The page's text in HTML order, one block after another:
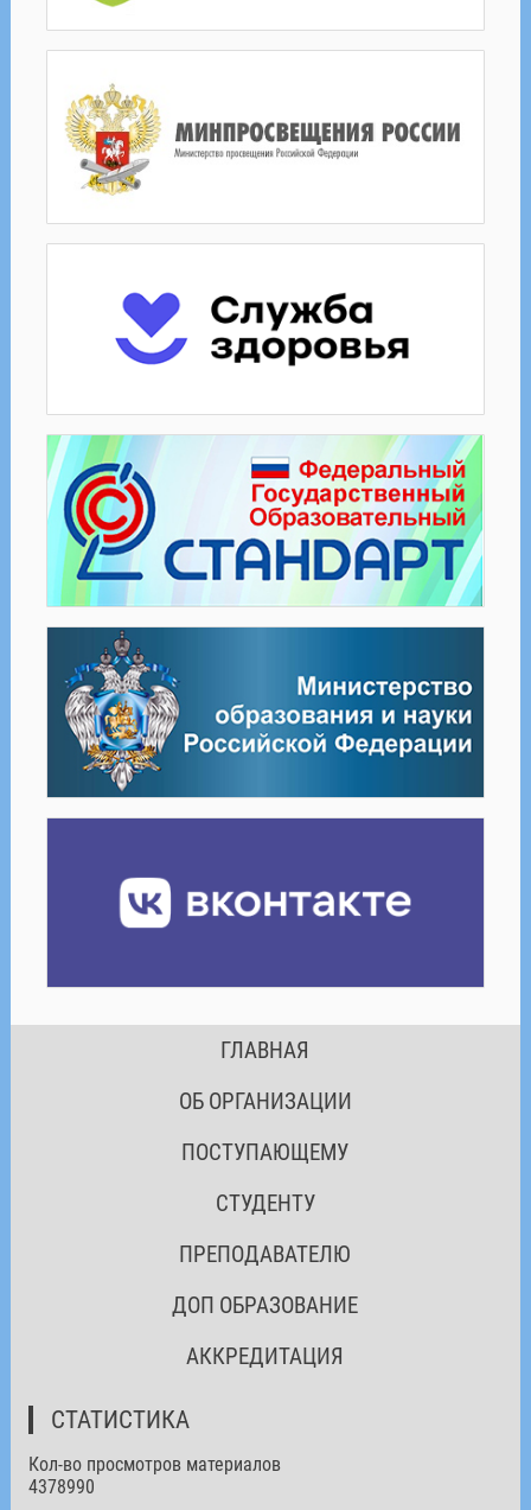
ГЛАВНАЯ
ОБ ОРГАНИЗАЦИИ
ПОСТУПАЮЩЕМУ
СТУДЕНТУ
ПРЕПОДАВАТЕЛЮ
ДОП ОБРАЗОВАНИЕ
АККРЕДИТАЦИЯ
СТАТИСТИКА
Кол-во просмотров материалов
4378990